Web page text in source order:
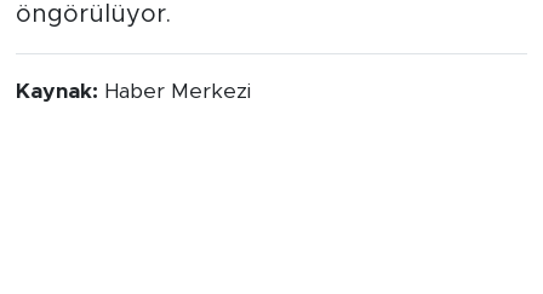
öngörülüyor.
Kaynak: Haber Merkezi